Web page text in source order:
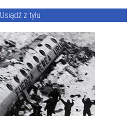
Usiądź z tyłu